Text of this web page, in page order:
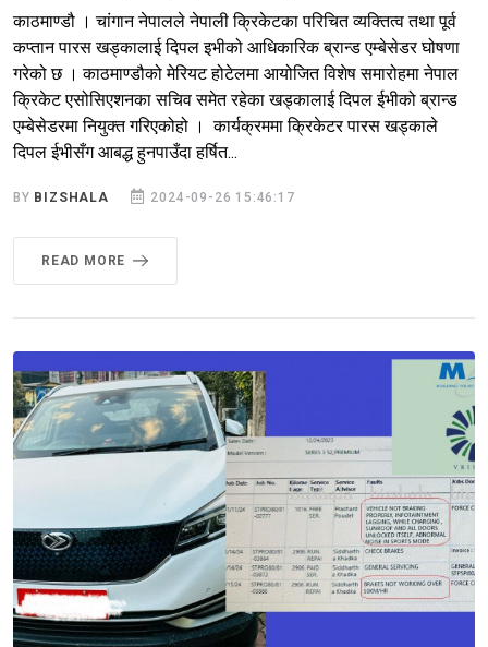
काठमाण्डौ । चांगान नेपालले नेपाली क्रिकेटका परिचित व्यक्तित्व तथा पूर्व
कप्तान पारस खड्कालाई दिपल इभीको आधिकारिक ब्रान्ड एम्बेसेडर घोषणा
गरेको छ । काठमाण्डौको मेरियट होटेलमा आयोजित विशेष समारोहमा नेपाल
क्रिकेट एसोसिएशनका सचिव समेत रहेका खड्कालाई दिपल ईभीको ब्रान्ड
एम्बेसेडरमा नियुक्त गरिएकोहो । कार्यक्रममा क्रिकेटर पारस खड्काले
दिपल ईभीसँग आबद्ध हुनपाउँदा हर्षित...
BY BIZSHALA 2024-09-26 15:46:17
READ MORE